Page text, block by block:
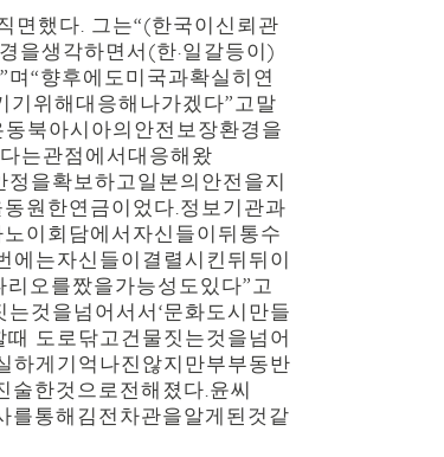
면했다. 그는“(한국이신뢰관
을생각하면서(한·일갈등이)
며“향후에도미국과확실히연
위해대응해나가겠다”고말
북아시아의안전보장환경을
는관점에서대응해왔
을확보하고일본의안전을지
원한연금이었다.정보기관과
이회담에서자신들이뒤통수
에는자신들이결렬시킨뒤뒤이
오를짰을가능성도있다”고
것을넘어서서‘문화도시만들
도로닦고건물짓는것을넘어
하게기억나진않지만부부동반
술한것으로전해졌다.윤씨
를통해김전차관을알게된것같